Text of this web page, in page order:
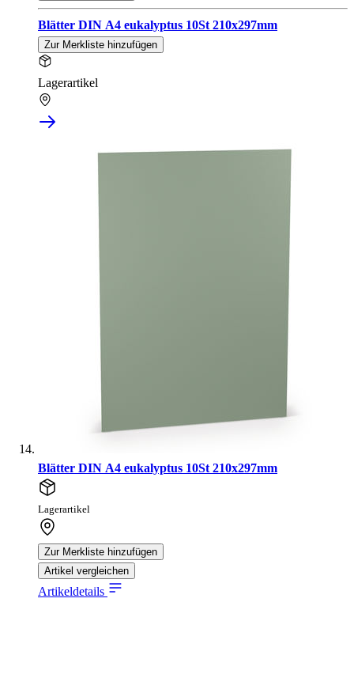
Blätter DIN A4 eukalyptus 10St 210x297mm
Zur Merkliste hinzufügen
Lagerartikel
Blätter DIN A4 eukalyptus 10St 210x297mm
Lagerartikel
Zur Merkliste hinzufügen
Artikel vergleichen
Artikeldetails